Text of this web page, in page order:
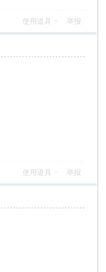
使用道具 举报
使用道具 举报